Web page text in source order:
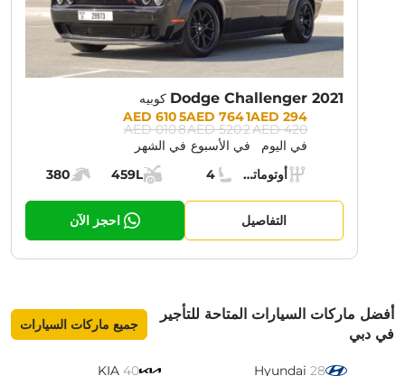
Dodge Challenger 2021 كوبيه
Prices:
294 AED
420 AED
في اليوم
1 764 AED
2 520 AED
في الأسبوع
5 610 AED
8 010 AED
في الشهر
Specs:ناقل الحركة:
أوتوماتيك (AT)
مقاعد:
4
مساحة الشحن:
459L
قوة المحرك:
380
التفاصيل احجز الآن
أفضل ماركات السيارات المتاحة للتأجير
في دبي
جميع ماركات السيارات
Hyundai 28
KIA 40